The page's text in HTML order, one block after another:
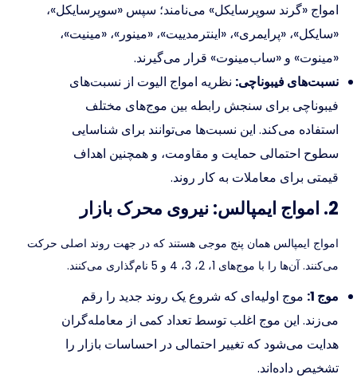
امواج «گرند سوپرسایکل» می‌نامند؛ سپس «سوپرسایکل»،
«سایکل»، «پرایمری»، «اینترمدییت»، «مینور»، «مینیت»،
«مینوت» و «ساب‌مینوت» قرار می‌گیرند.
نسبت‌های فیبوناچی: نظریه امواج الیوت از نسبت‌های
فیبوناچی برای سنجش رابطه بین موج‌های مختلف
استفاده می‌کند. این نسبت‌ها می‌توانند برای شناسایی
سطوح احتمالی حمایت و مقاومت، و همچنین اهداف
قیمتی برای معاملات به کار روند.
2. امواج ایمپالس: نیروی محرک بازار
امواج ایمپالس همان پنج موجی هستند که در جهت روند اصلی حرکت
می‌کنند. آن‌ها را با موج‌های 1، 2، 3، 4 و 5 نام‌گذاری می‌کنند.
موج 1:
موج اولیه‌ای که شروع یک روند جدید را رقم
می‌زند. این موج اغلب توسط تعداد کمی از معامله‌گران
هدایت می‌شود که تغییر احتمالی در احساسات بازار را
تشخیص داده‌اند.